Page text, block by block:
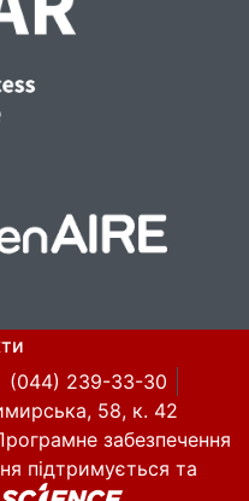
(044) 239-33-30
58, к. 42
забезпечення
підтримується та